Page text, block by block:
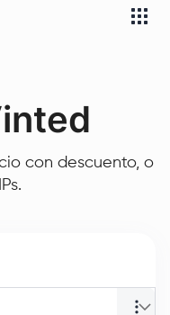
con descuento, o